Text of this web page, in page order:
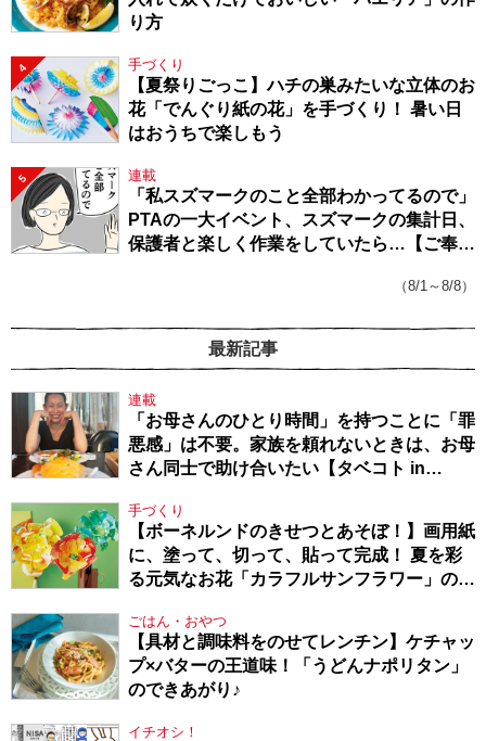
り方
4 手づくり
【夏祭りごっこ】ハチの巣みたいな立体のお
花「でんぐり紙の花」を手づくり！ 暑い日
はおうちで楽しもう
5 連載
「私スズマークのこと全部わかってるので」
PTAの一大イベント、スズマークの集計日、
保護者と楽しく作業をしていたら…【ご奉仕
（8/1～8/8）
最新記事
連載
「お母さんのひとり時間」を持つことに「罪
悪感」は不要。家族を頼れないときは、お母
さん同士で助け合いたい【タベコト in
手づくり
【ボーネルンドのきせつとあそぼ！】画用紙
に、塗って、切って、貼って完成！ 夏を彩
る元気なお花「カラフルサンフラワー」の作
ごはん・おやつ
【具材と調味料をのせてレンチン】ケチャッ
プ×バターの王道味！「うどんナポリタン」
のできあがり♪
イチオシ！